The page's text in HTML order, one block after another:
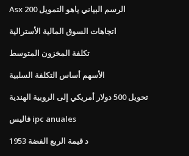
Asx 200 الرسم البياني ياهو التمويل
اتجاهات السوق المالية الأسترالية
تكلفة المخزون المتوسط
الأسهم أساس التكلفة السلبية
تحويل 500 دولار أمريكي إلى الروبية الهندية
فاليس ipc anuales
1953 د قيمة الربع الفضة